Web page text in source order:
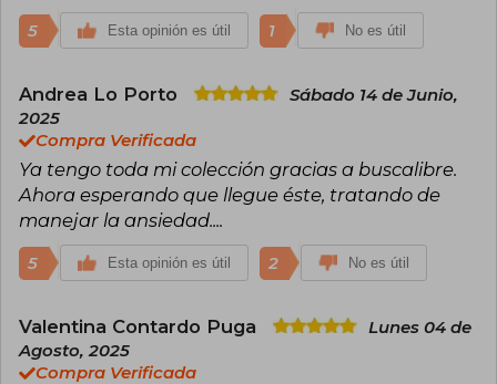
5 Esta opinión es útil 1 No es útil
Andrea Lo Porto
Sábado 14 de Junio,
2025
Compra Verificada
Ya tengo toda mi colección gracias a buscalibre.
Ahora esperando que llegue éste, tratando de
manejar la ansiedad....
5 Esta opinión es útil 2 No es útil
Valentina Contardo Puga
Lunes 04 de
Agosto, 2025
Compra Verificada